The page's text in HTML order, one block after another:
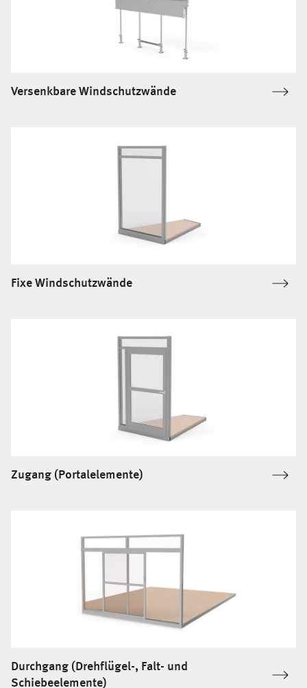
Versenkbare Windschutzwände
Fixe Windschutzwände
Zugang (Portalelemente)
Durchgang (Drehflügel-, Falt- und
Schiebeelemente)